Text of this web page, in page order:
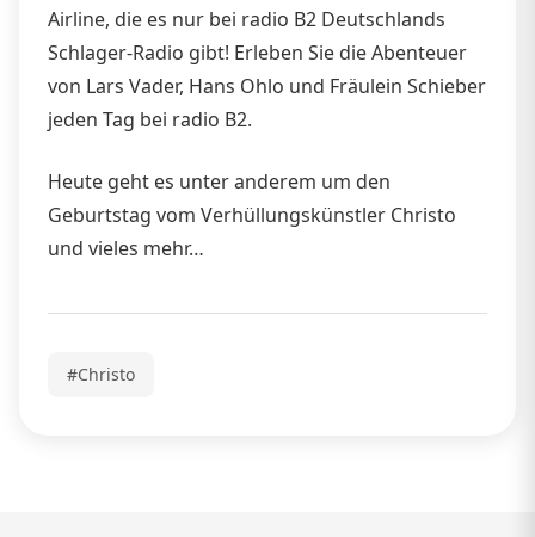
Airline, die es nur bei radio B2 Deutschlands
Schlager-Radio gibt! Erleben Sie die Abenteuer
von Lars Vader, Hans Ohlo und Fräulein Schieber
jeden Tag bei radio B2.
Heute geht es unter anderem um den
Geburtstag vom Verhüllungskünstler Christo
und vieles mehr…
#Christo